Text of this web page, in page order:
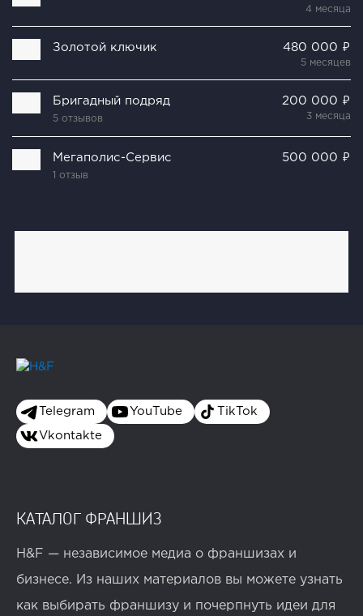
4 месяца
Золотой ключик 480 000 ₽
5 месяцев
Бригадный подряд
5 отзывов
200 000 ₽
3 месяца
Мегаполис-Сервис
1 отзыв
500 000 ₽
Telegram YouTube TikTok
Vkontakte
КАТАЛОГ ФРАНШИЗ
H&F — независимое медиа о франшизах и
бизнесе. Из наших материалов вы можете узнать
как выбирать франшизу и почерпнуть идеи для